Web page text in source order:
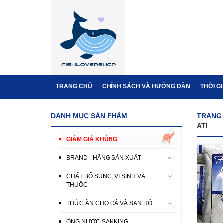
TRANG CHỦ CHÍNH SÁCH VÀ HƯỚNG DẪN THỜI
TRANG
ATI
DANH MỤC SẢN PHẨM
GIẢM GIÁ KHỦNG
BRAND - HÃNG SẢN XUẤT
CHẤT BỔ SUNG, VI SINH VÀ
THUỐC
THỨC ĂN CHO CÁ VÀ SAN HÔ
ỐNG NƯỚC SANKING